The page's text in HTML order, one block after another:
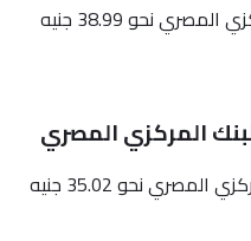
سجل الجنيه الاسترليني فى البنك المركزي المصري نحو 38.99 جنيه
المركزي المصري
سجل الفرنك السويسري في البنك المركزي المصري نحو 35.02 جنيه